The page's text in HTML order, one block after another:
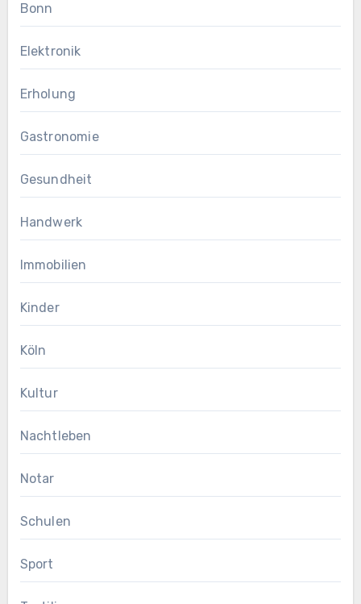
Bonn
Elektronik
Erholung
Gastronomie
Gesundheit
Handwerk
Immobilien
Kinder
Köln
Kultur
Nachtleben
Notar
Schulen
Sport